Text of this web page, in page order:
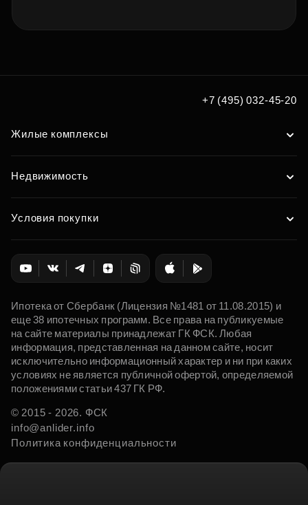
+7 (495) 032-45-20
Жилые комплексы
Недвижимость
Условия покупки
Ипотека от Сбербанк (Лицензия №1481 от 11.08.2015) и
еще 38 ипотечных программ. Все права на публикуемые
на сайте материалы принадлежат ГК ФСК. Любая
информация, представленная на данном сайте, носит
исключительно информационный характер и ни при каких
условиях не является публичной офертой, определяемой
положениями статьи 437 ГК РФ.
© 2015 - 2026. ФСК
info@anlider.info
Политика конфиденциальности